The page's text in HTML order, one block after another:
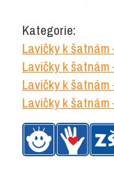
pro
2
kontejnery
množství
Kategorie:
Lavičky k
Lavičky k
Lavičky k
Lavičky k